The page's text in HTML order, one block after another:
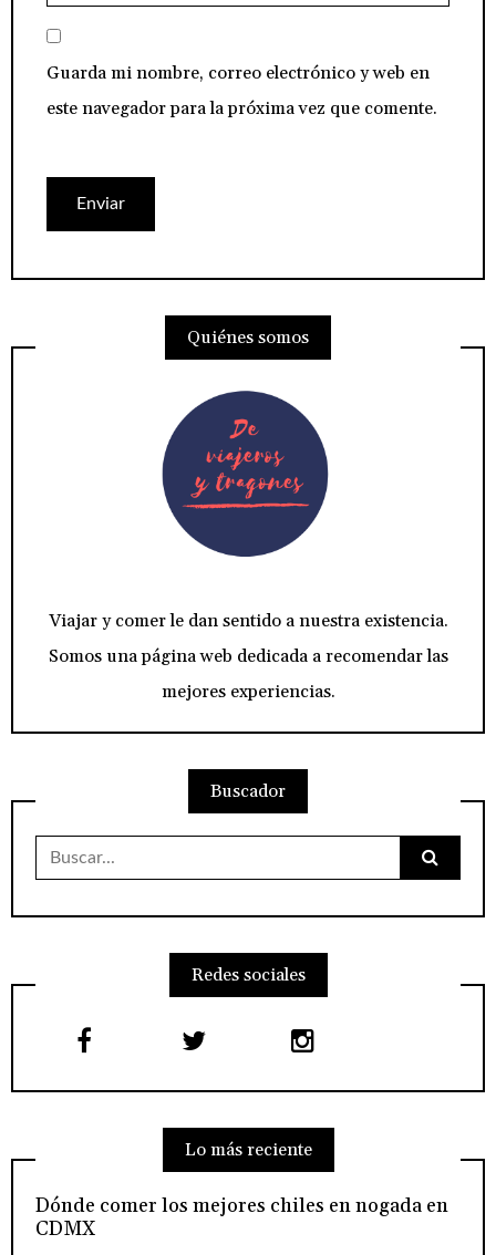
Guarda mi nombre, correo electrónico y web en
este navegador para la próxima vez que comente.
Quiénes somos
Viajar y comer le dan sentido a nuestra existencia.
Somos una página web dedicada a recomendar las
mejores experiencias.
Buscador
Redes sociales
Lo más reciente
Dónde comer los mejores chiles en nogada en
CDMX